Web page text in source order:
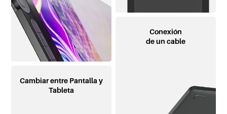
Cambiar entre Pantalla y
Tableta
Conexión
de un cable